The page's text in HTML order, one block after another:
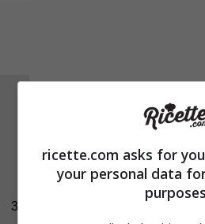
3
una volta pronto
Trascorso il tempo,
impasto e ponetela in
ricette.com asks for
your personal data